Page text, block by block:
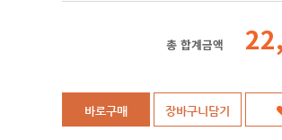
총 합계금액
바로구매 장바구니담기